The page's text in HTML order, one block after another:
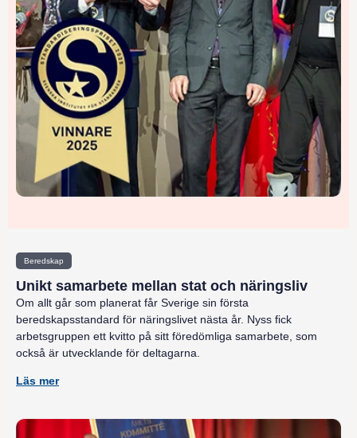
Beredskap
Unikt samarbete mellan stat och näringsliv
Om allt går som planerat får Sverige sin första
beredskapsstandard för näringslivet nästa år. Nyss fick
arbetsgruppen ett kvitto på sitt föredömliga samarbete, som
också är utvecklande för deltagarna.
Läs mer